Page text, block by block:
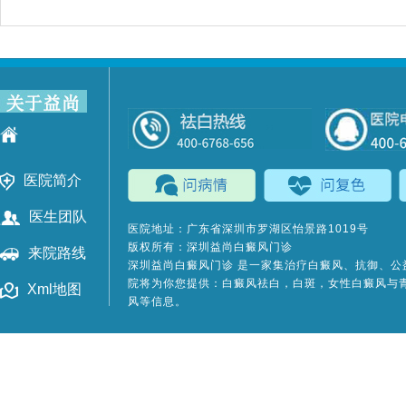
医院简介
医生团队
来院路线
Xml地图
医院地址：广东省深圳市罗湖区怡景路1019号
版权所有：深圳益尚白癜风门诊
深圳益尚白癜风门诊 是一家集治疗白癜风、抗御、
院将为你您提供：白癜风祛白，白斑，女性白癜风与
风等信息。